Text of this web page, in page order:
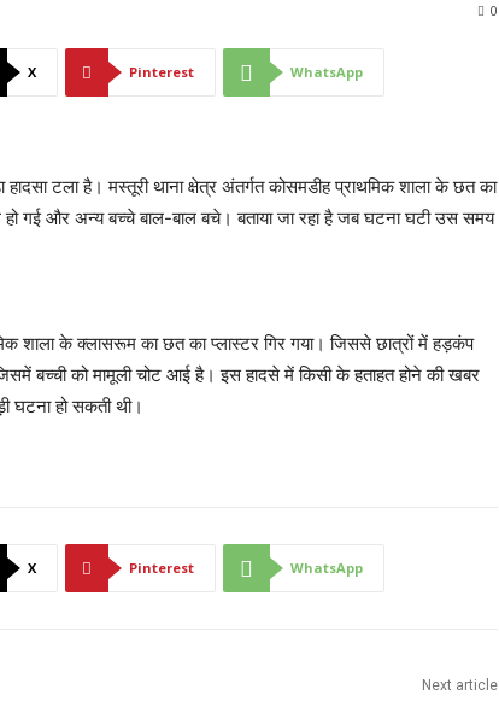
0
X Pinterest WhatsApp
टला है। मस्तूरी थाना क्षेत्र अंतर्गत कोसमडीह प्राथमिक शाला के छत का
गई और अन्य बच्चे बाल-बाल बचे। बताया जा रहा है जब घटना घटी उस समय
शाला के क्लासरूम का छत का प्लास्टर गिर गया। जिससे छात्रों में हड़कंप
बच्ची को मामूली चोट आई है। इस हादसे में किसी के हताहत होने की खबर
घटना हो सकती थी।
X Pinterest WhatsApp
Next article